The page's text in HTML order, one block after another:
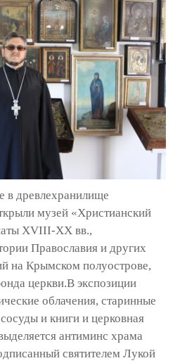
в древлехранилище
музей «Христианский
XVIII-XX вв.,
Православия и других
на Крымском полуострове,
церкви.В экспозиции
облачения, старинные
и книги и церковная
антиминс храма
святителем Лукой